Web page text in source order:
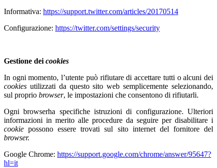
Informativa: https://support.twitter.com/articles/20170514
Configurazione: https://twitter.com/settings/security
Gestione dei cookies
In ogni momento, l’utente può rifiutare di accettare tutti o alcuni dei
cookies utilizzati da questo sito web semplicemente selezionando,
sul proprio browser, le impostazioni che consentono di rifiutarli.
Ogni browserha specifiche istruzioni di configurazione. Ulteriori
informazioni in merito alle procedure da seguire per disabilitare i
cookiepossono essere trovati sul sito internet del fornitore del
browser.
Google Chrome: https://support.google.com/chrome/answer/95647?
hl=it